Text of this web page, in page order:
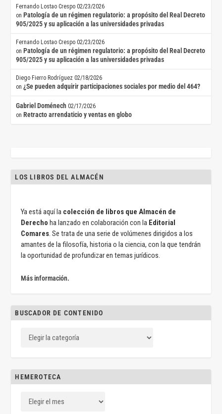
Fernando Lostao Crespo 02/23/2026
on Patología de un régimen regulatorio: a propósito del Real Decreto
905/2025 y su aplicación a las universidades privadas
Fernando Lostao Crespo 02/23/2026
on Patología de un régimen regulatorio: a propósito del Real Decreto
905/2025 y su aplicación a las universidades privadas
Diego Fierro Rodríguez 02/18/2026
on¿Se pueden adquirir participaciones sociales por medio del 464?
Gabriel Doménech 02/17/2026
on Retracto arrendaticio y ventas en globo
LOS LIBROS DEL ALMACÉN
Ya está aquí la colección de libros que Almacén de
Derecho ha lanzado en colaboración con la Editorial
Comares. Se trata de una serie de volúmenes dirigidos a los
amantes de la filosofía, historia o la ciencia, con la que tendrán
la oportunidad de profundizar en temas jurídicos.
Más información.
BUSCADOR DE CONTENIDO
HEMEROTECA